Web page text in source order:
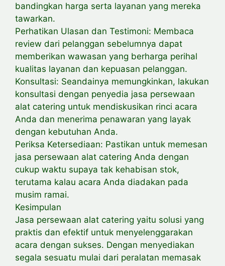
bandingkan harga serta layanan yang mereka
tawarkan.
Perhatikan Ulasan dan Testimoni: Membaca
review dari pelanggan sebelumnya dapat
memberikan wawasan yang berharga perihal
kualitas layanan dan kepuasan pelanggan.
Konsultasi: Seandainya memungkinkan, lakukan
konsultasi dengan penyedia jasa persewaan
alat catering untuk mendiskusikan rinci acara
Anda dan menerima penawaran yang layak
dengan kebutuhan Anda.
Periksa Ketersediaan: Pastikan untuk memesan
jasa persewaan alat catering Anda dengan
cukup waktu supaya tak kehabisan stok,
terutama kalau acara Anda diadakan pada
musim ramai.
Kesimpulan
Jasa persewaan alat catering yaitu solusi yang
praktis dan efektif untuk menyelenggarakan
acara dengan sukses. Dengan menyediakan
segala sesuatu mulai dari peralatan memasak